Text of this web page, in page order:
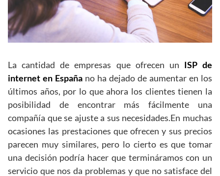
La cantidad de empresas que ofrecen un ISP de
internet en España no ha dejado de aumentar en los
últimos años, por lo que ahora los clientes tienen la
posibilidad de encontrar más fácilmente una
compañía que se ajuste a sus necesidades.En muchas
ocasiones las prestaciones que ofrecen y sus precios
parecen muy similares, pero lo cierto es que tomar
una decisión podría hacer que termináramos con un
servicio que nos da problemas y que no satisface del